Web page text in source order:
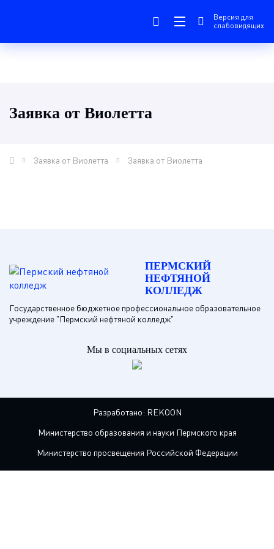
Версия для
слабовидящих
Заявка от Виолетта
Заявка от Виолетта Заявка от Виолетта
ПЕРМСКИЙ
НЕФТЯНОЙ
КОЛЛЕДЖ
Государственное бюджетное профессиональное образовательное
учреждение "Пермский нефтяной колледж"
Мы в социальных сетях
Разработано: REKOON
Министерство образования и науки Пермского края
Министерство просвещения Российской Федерации